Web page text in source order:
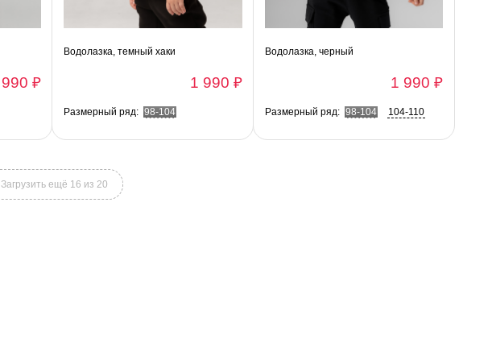
990 ₽
Водолазка, темный хаки
1 990 ₽
Размерный ряд: 98-104
Водолазка, черный
1 990 ₽
Размерный ряд: 98-104 104-110
Загрузить ещё 16 из 20